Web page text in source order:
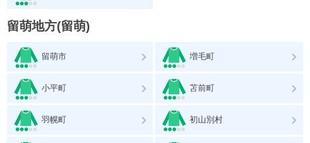
留萌地方(留萌)
留萌市 増毛町
小平町 苫前町
羽幌町 初山別村